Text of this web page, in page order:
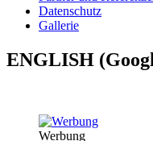
Datenschutz
Gallerie
ENGLISH
Werbung